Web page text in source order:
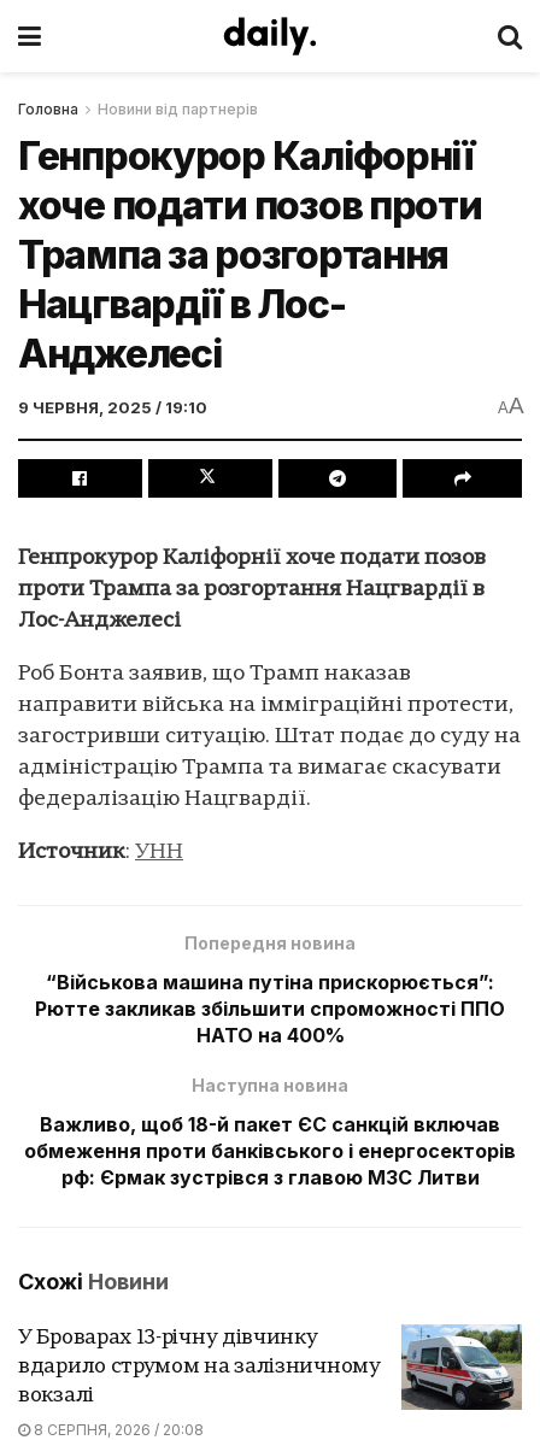
Головна Новини від партнерів
Генпрокурор Каліфорнії
хоче подати позов проти
Трампа за розгортання
Нацгвардії в Лос-
Анджелесі
9 ЧЕРВНЯ, 2025 / 19:10 AA
Генпрокурор Каліфорнії хоче подати позов
проти Трампа за розгортання Нацгвардії в
Лос-Анджелесі
Роб Бонта заявив, що Трамп наказав
направити війська на імміграційні протести,
загостривши ситуацію. Штат подає до суду на
адміністрацію Трампа та вимагає скасувати
федералізацію Нацгвардії.
Источник: УНН
Попередня новина
“Військова машина путіна прискорюється”:
Рютте закликав збільшити спроможності ППО
НАТО на 400%
Наступна новина
Важливо, щоб 18-й пакет ЄС санкцій включав
обмеження проти банківського і енергосекторів
рф: Єрмак зустрівся з главою МЗС Литви
Схожі Новини
У Броварах 13-річну дівчинку
вдарило струмом на залізничному
вокзалі
8 СЕРПНЯ, 2026 / 20:08